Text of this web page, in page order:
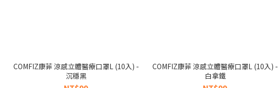
COMFIZ康菲 涼感立體醫療口罩L (10入) -
沉穩黑
COMFIZ康菲 涼感立體醫療口罩L (10入) -
白拿鐵